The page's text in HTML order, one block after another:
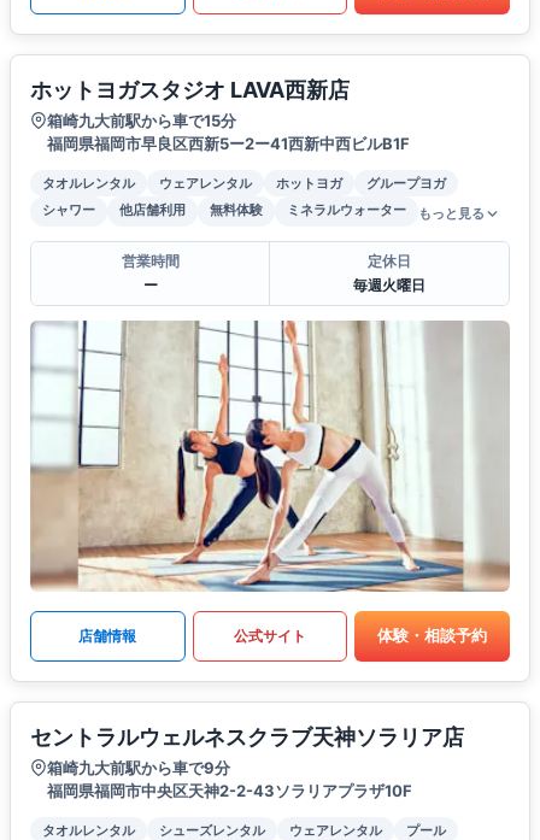
ホットヨガスタジオ LAVA西新店
箱崎九大前駅から車で15分
福岡県福岡市早良区西新5ー2ー41西新中西ビルB1F
タオルレンタル ウェアレンタル ホットヨガ
グループヨガ
シャワー
他店舗利用 無料体験 ミネラルウォーター もっと見る
営業時間
ー
定休日
毎週火曜日
店舗情報 公式サイト 体験・相談予約
セントラルウェルネスクラブ天神ソラリア店
箱崎九大前駅から車で9分
福岡県福岡市中央区天神2-2-43ソラリアプラザ10F
タオルレンタル シューズレンタル ウェアレンタル
プール